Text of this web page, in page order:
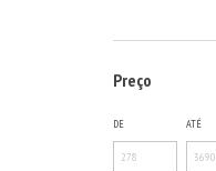
Preço
DE ATÉ